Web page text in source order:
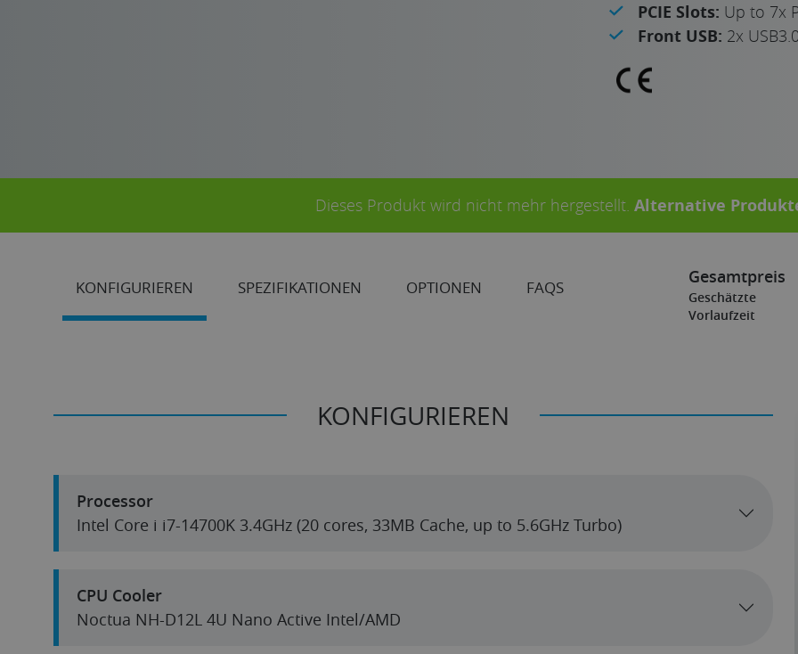
PCIE Slots: Up to 7x
Front USB: 2x
Dieses Produkt wird nicht mehr hergestellt. Alternative
KONFIGURIEREN SPEZIFIKATIONEN OPTIONEN FAQS
Gesamtpreis
Geschätzte
Vorlaufzeit
KONFIGURIEREN
Processor
Intel Core i i7-14700K 3.4GHz (20 cores, 33MB Cache, up to 5.6GHz Turbo)
CPU Cooler
Noctua NH-D12L 4U Nano Active Intel/AMD